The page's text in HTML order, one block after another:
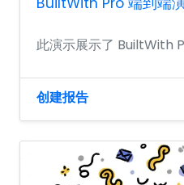
此演示展示了 BuiltWith
创建报告